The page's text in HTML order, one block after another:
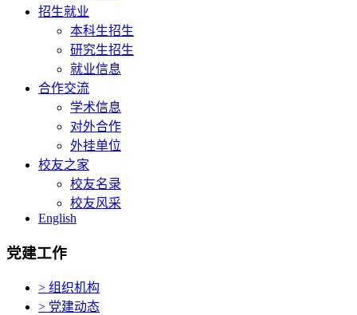
招生就业
本科生招生
研究生招生
就业信息
合作交流
学术信息
对外合作
外挂单位
校友之家
校友名录
校友风采
English
党建工作
> 组织机构
> 党建动态